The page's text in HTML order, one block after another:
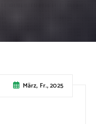
März, Fr., 2025